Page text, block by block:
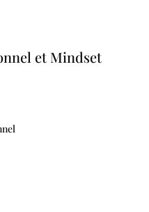
et Mindset